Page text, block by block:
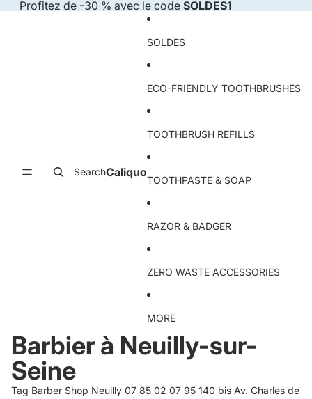
Profitez de -30 % avec le code SOLDES1
SearchCaliquo
SOLDES
ECO-FRIENDLY TOOTHBRUSHES
TOOTHBRUSH REFILLS
TOOTHPASTE & SOAP
RAZOR & BADGER
ZERO WASTE ACCESSORIES
MORE
Barbier à Neuilly-sur-
Seine
Tag Barber Shop Neuilly 07 85 02 07 95 140 bis Av. Charles de